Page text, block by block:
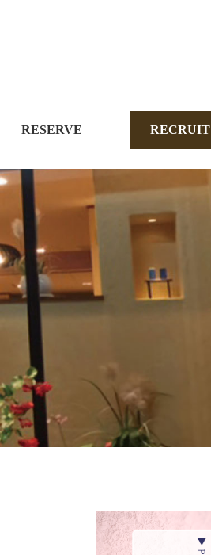
RESERVE RECRUIT